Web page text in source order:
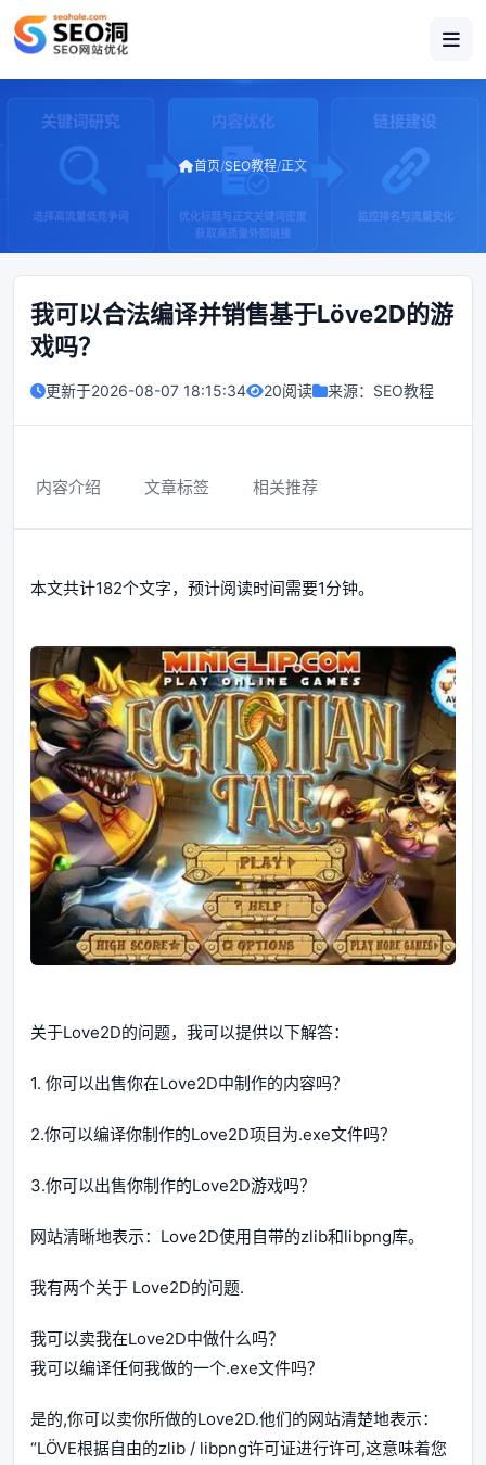
首页/SEO教程/正文
我可以合法编译并销售基于Löve2D的游
戏吗？
更新于2026-08-07 18:15:34 20阅读 来源： SEO教程
内容介绍 文章标签 相关推荐
本文共计182个文字，预计阅读时间需要1分钟。
关于Love2D的问题，我可以提供以下解答：
1. 你可以出售你在Love2D中制作的内容吗？
2.你可以编译你制作的Love2D项目为.exe文件吗？
3.你可以出售你制作的Love2D游戏吗？
网站清晰地表示：Love2D使用自带的zlib和libpng库。
我有两个关于 Love2D的问题.
我可以卖我在Love2D中做什么吗？
我可以编译任何我做的一个.exe文件吗？
是的,你可以卖你所做的Love2D.他们的网站清楚地表示：
“LÖVE根据自由的zlib / libpng许可证进行许可,这意味着您